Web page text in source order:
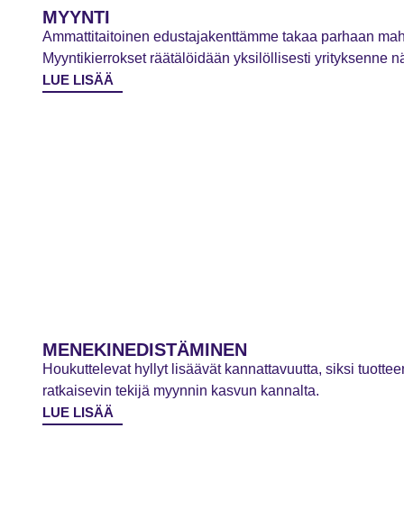
MYYNTI
Ammattitaitoinen edustajakenttämme takaa parhaan
Myyntikierrokset räätälöidään yksilöllisesti yrityksenne
LUE LISÄÄ
MENEKINEDISTÄMINEN
Houkuttelevat hyllyt lisäävät kannattavuutta, siksi
ratkaisevin tekijä myynnin kasvun kannalta.
LUE LISÄÄ